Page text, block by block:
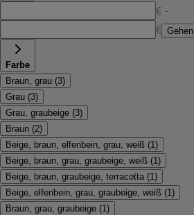
€ -
€ Gehen
Farbe
Braun, grau (3)
Grau (3)
Grau, graubeige (3)
Braun (2)
Beige, braun, elfenbein, grau, weiß (1 )
Beige, braun, grau, graubeige, weiß (1 )
Beige, braun, graubeige, terracotta (1 )
Beige, elfenbein, grau, graubeige, weiß (1 )
Braun, grau, graubeige (1 )